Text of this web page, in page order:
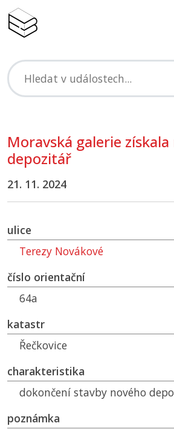
Moravská galerie získala
depozitář
21. 11. 2024
ulice
Terezy Novákové
číslo orientační
64a
katastr
Řečkovice
charakteristika
dokončení stavby nového
poznámka